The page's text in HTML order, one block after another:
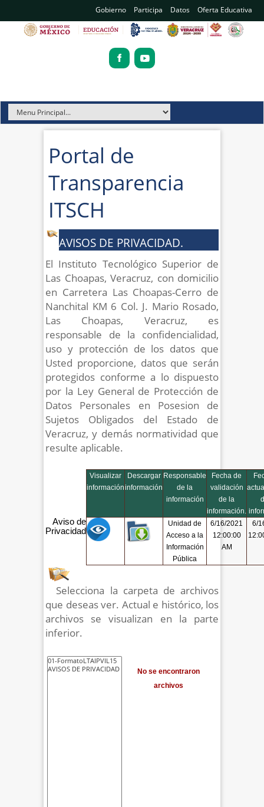
Gobierno Participa Datos Oferta Educativa
Portal de
Transparencia
ITSCH
AVISOS DE PRIVACIDAD.
El Instituto Tecnológico Superior de
Las Choapas, Veracruz, con domicilio
en Carretera Las Choapas-Cerro de
Nanchital KM 6 Col. J. Mario Rosado,
Las Choapas, Veracruz, es
responsable de la confidencialidad,
uso y protección de los datos que
Usted proporcione, datos que serán
protegidos conforme a lo dispuesto
por la Ley General de Protección de
Datos Personales en Posesion de
Sujetos Obligados del Estado de
Veracruz, y demás normatividad que
resulte aplicable.
Visualizar
información
Descargar
información
Responsable
de la
información
Fecha de
validación
de la
información.
Aviso de
Privacidad
Unidad de
Acceso a la
Información
Pública
6/16/2021
12:00:00
AM
6/
Selecciona la carpeta de archivos
que deseas ver. Actual e histórico, los
archivos se visualizan en la parte
inferior.
No se encontraron
archivos